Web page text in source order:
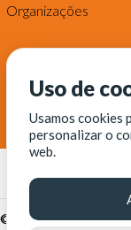
Organizações
© Fortaleza Digital ||
Uso de
Usamos cookies
personalizar o
web.